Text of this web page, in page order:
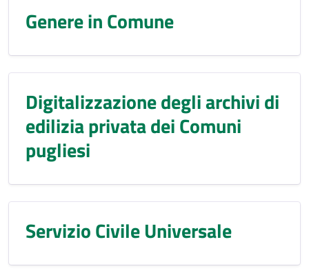
Genere in Comune
Digitalizzazione degli archivi di
edilizia privata dei Comuni
pugliesi
Servizio Civile Universale